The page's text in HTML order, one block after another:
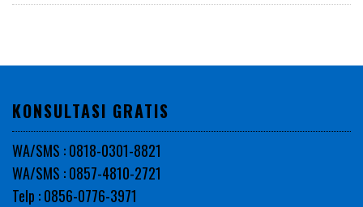
KONSULTASI GRATIS
WA/SMS : 0818-0301-8821
WA/SMS : 0857-4810-2721
Telp : 0856-0776-3971